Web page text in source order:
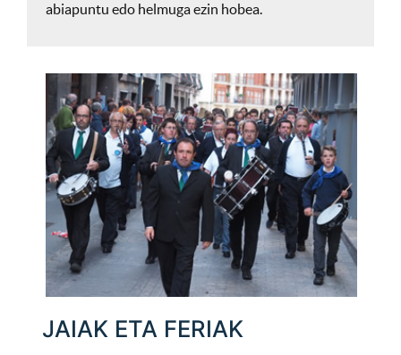
abiapuntu edo helmuga ezin hobea.
JAIAK ETA FERIAK